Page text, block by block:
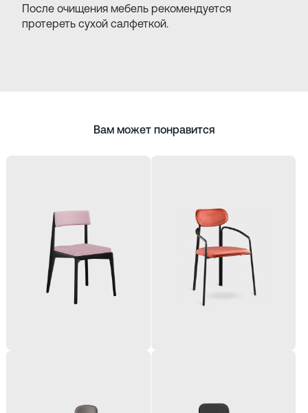
После очищения мебель рекомендуется
протереть сухой салфеткой.
Вам может понравится